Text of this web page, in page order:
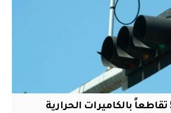
المرور: تجهيز 50 تقاطعاً بالكاميرات الحرارية